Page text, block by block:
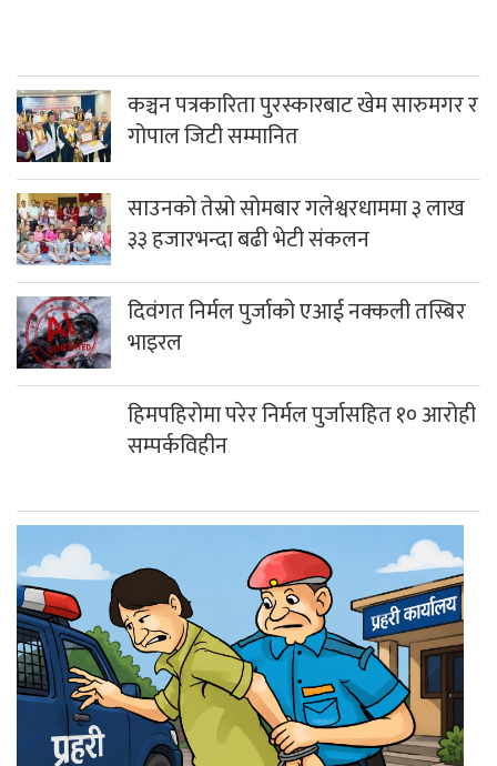
कञ्चन पत्रकारिता पुरस्कारबाट खेम सारुमगर र
गोपाल जिटी सम्मानित
साउनको तेस्रो सोमबार गलेश्वरधाममा ३ लाख
३३ हजारभन्दा बढी भेटी संकलन
दिवंगत निर्मल पुर्जाको एआई नक्कली तस्बिर
भाइरल
हिमपहिरोमा परेर निर्मल पुर्जासहित १० आरोही
सम्पर्कविहीन